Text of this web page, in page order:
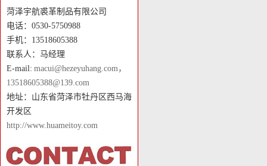
菏泽宇航裘革制品有限公司
电话：0530-5750988
手机：13518605388
联系人：马经理
E-mail: macui@hezeyuhang.com，
13518605388@139.com
地址：山东省菏泽市牡丹区西马海
开发区
http://www.huameitoy.com